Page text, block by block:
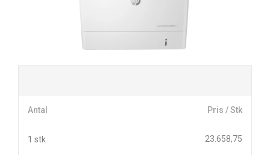
Antal Pris / Stk
1 stk 23.658,75